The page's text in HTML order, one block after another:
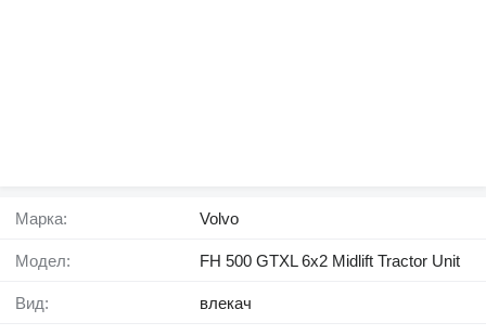
Марка: Volvo
Модел: FH 500 GTXL 6x2 Midlift Tractor Unit
Вид: влекач